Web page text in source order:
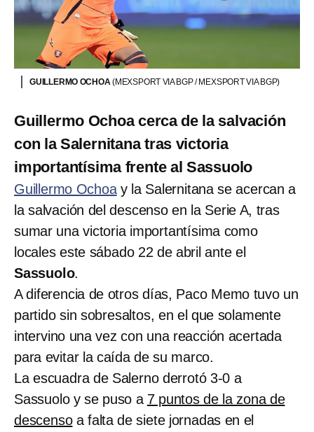
GUILLERMO OCHOA(MEXSPORT VIA BGP / MEXSPORT VIA BGP)
Guillermo Ochoa cerca de la salvación
con la Salernitana tras victoria
importantísima frente al Sassuolo
Guillermo Ochoay la Salernitana se acercan a
la salvación del descenso en la Serie A, tras
sumar una victoria importantísima como
locales este sábado 22 de abril ante el
Sassuolo.
A diferencia de otros días, Paco Memo tuvo un
partido sin sobresaltos, en el que solamente
intervino una vez con una reacción acertada
para evitar la caída de su marco.
La escuadra de Salerno derrotó 3-0 a
Sassuolo y se puso a 7 puntos de la zona de
descensoa falta de siete jornadas en el